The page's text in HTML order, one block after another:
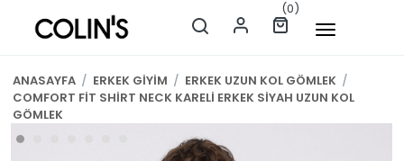
(0)
ANASAYFA / ERKEK GİYİM / ERKEK UZUN KOL GÖMLEK /
COMFORT FİT SHİRT NECK KARELİ ERKEK SİYAH UZUN KOL
GÖMLEK